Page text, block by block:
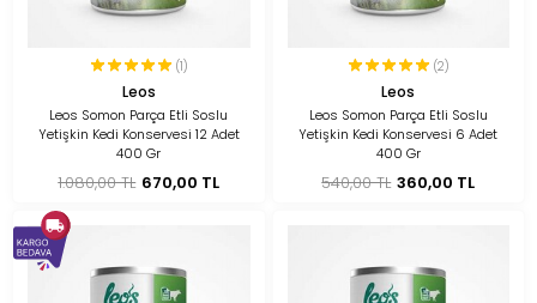
(1)
Leos
Leos Somon Parça Etli Soslu
Yetişkin Kedi Konservesi 12 Adet
400 Gr
1.080,00 TL 670,00 TL
(2)
Leos
Leos Somon Parça Etli Soslu
Yetişkin Kedi Konservesi 6 Adet
400 Gr
540,00 TL 360,00 TL